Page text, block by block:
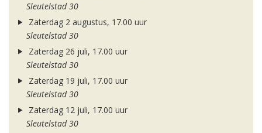
Sleutelstad 30
Zaterdag 2 augustus, 17.00 uur
Sleutelstad 30
Zaterdag 26 juli, 17.00 uur
Sleutelstad 30
Zaterdag 19 juli, 17.00 uur
Sleutelstad 30
Zaterdag 12 juli, 17.00 uur
Sleutelstad 30